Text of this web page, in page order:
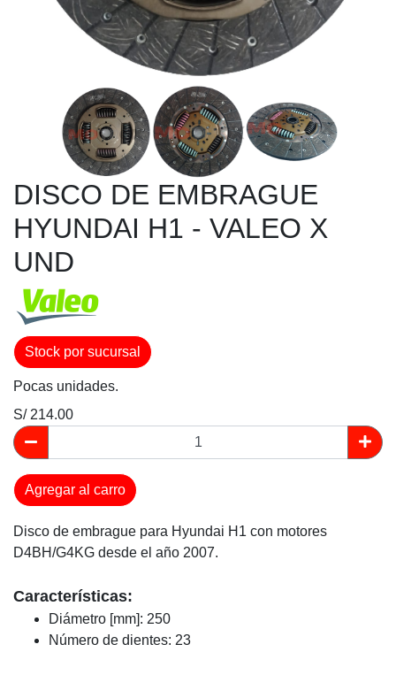
DISCO DE EMBRAGUE
HYUNDAI H1 - VALEO X
UND
Stock por sucursal
Pocas unidades.
S/ 214.00
Agregar al carro
Disco de embrague para Hyundai H1 con motores
D4BH/G4KG desde el año 2007.
Características:
Diámetro [mm]: 250
Número de dientes: 23